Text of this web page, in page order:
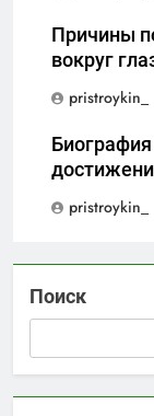
Причины
вокруг
pristroykin_
pristroykin_
Поиск